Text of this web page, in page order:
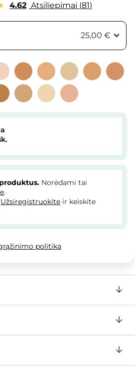
4.62 Atsiliepimai 81
25,00 €
Norėdami tai
.
Užsiregistruokite ir keiskite
politika